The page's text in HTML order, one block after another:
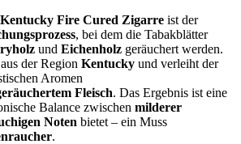
Kentucky Fire Cured Zigarre ist der
, bei dem die Tabakblätter
und Eichenholz geräuchert werden.
der Region Kentucky und verleiht der
Aromen
Fleisch. Das Ergebnis ist eine
Balance zwischen milderer
Noten bietet – ein Muss
.